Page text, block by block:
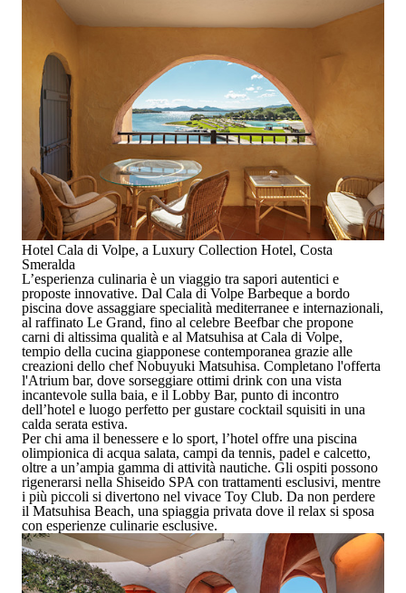
Hotel Cala di Volpe, a Luxury Collection Hotel, Costa
Smeralda
L’esperienza culinaria è un viaggio tra sapori autentici e
proposte innovative. Dal Cala di Volpe Barbeque a bordo
piscina dove assaggiare specialità mediterranee e internazionali,
al raffinato Le Grand, fino al celebre Beefbarche propone
carni di altissima qualità e al Matsuhisa at Cala di Volpe,
tempio della cucina giapponese contemporanea grazie alle
creazioni dello chef Nobuyuki Matsuhisa. Completano l'offerta
l'Atrium bar, dove sorseggiare ottimi drink con una vista
incantevole sulla baia, e il Lobby Bar, punto di incontro
dell’hotel e luogo perfetto per gustare cocktail squisiti in una
calda serata estiva.
Per chi ama il benessere e lo sport, l’hotel offre una piscina
olimpionica di acqua salata, campi da tennis, padel e calcetto,
oltre a un’ampia gamma di attività nautiche. Gli ospiti possono
rigenerarsi nella Shiseido SPA con trattamenti esclusivi, mentre
i più piccoli si divertono nel vivace Toy Club. Da non perdere
il Matsuhisa Beach, una spiaggia privata dove il relax si sposa
con esperienze culinarie esclusive.